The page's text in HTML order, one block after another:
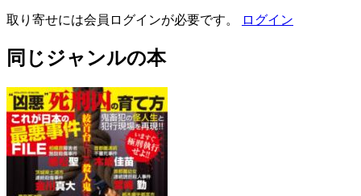
取り寄せには会員ログインが必要です。 ログイン
同じジャンルの本